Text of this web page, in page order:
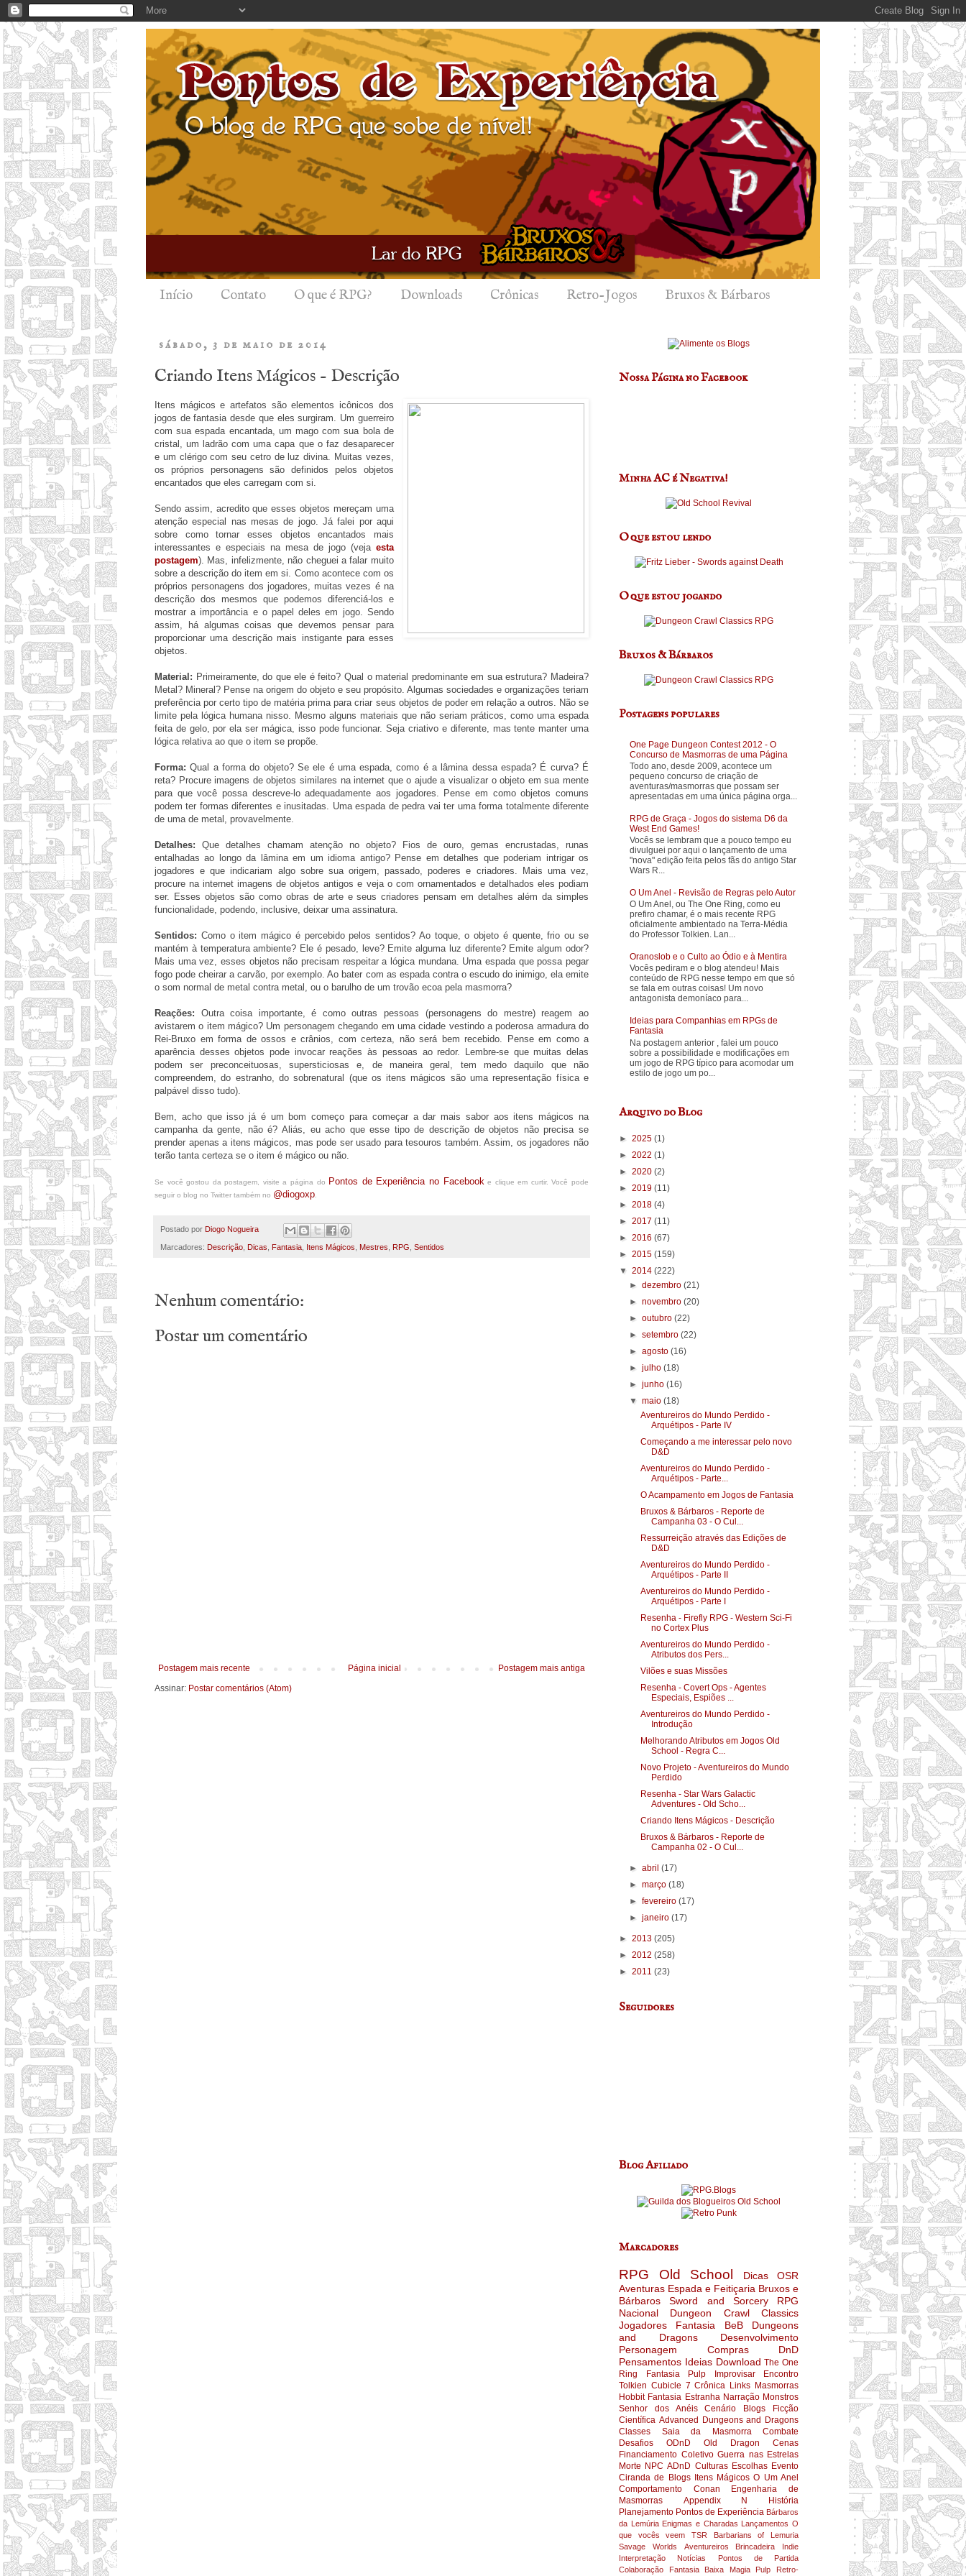
Início Contato O que é RPG? Downloads Crônicas Retro-Jogos Bruxos & Bárbaros
sábado, 3 de maio de 2014
Criando Itens Mágicos - Descrição
Itens mágicos e artefatos são elementos icônicos dos
jogos de fantasia desde que eles surgiram. Um guerreiro
com sua espada encantada, um mago com sua bola de
cristal, um ladrão com uma capa que o faz desaparecer
e um clérigo com seu cetro de luz divina. Muitas vezes,
os próprios personagens são definidos pelos objetos
encantados que eles carregam com si.
Sendo assim, acredito que esses objetos mereçam uma
atenção especial nas mesas de jogo. Já falei por aqui
sobre como tornar esses objetos encantados mais
interessantes e especiais na mesa de jogo (veja esta
postagem). Mas, infelizmente, não cheguei a falar muito
sobre a descrição do item em si. Como acontece com os
próprios personagens dos jogadores, muitas vezes é na
descrição dos mesmos que podemos diferenciá-los e
mostrar a importância e o papel deles em jogo. Sendo
assim, há algumas coisas que devemos pensar para
proporcionar uma descrição mais instigante para esses
objetos.
Material: Primeiramente, do que ele é feito? Qual o material predominante em sua estrutura? Madeira?
Metal? Mineral? Pense na origem do objeto e seu propósito. Algumas sociedades e organizações teriam
preferência por certo tipo de matéria prima para criar seus objetos de poder em relação a outros. Não se
limite pela lógica humana nisso. Mesmo alguns materiais que não seriam práticos, como uma espada
feita de gelo, por ela ser mágica, isso pode funcionar. Seja criativo e diferente, mas tente manter uma
lógica relativa ao que o item se propõe.
Forma: Qual a forma do objeto? Se ele é uma espada, como é a lâmina dessa espada? É curva? É
reta? Procure imagens de objetos similares na internet que o ajude a visualizar o objeto em sua mente
para que você possa descreve-lo adequadamente aos jogadores. Pense em como objetos comuns
podem ter formas diferentes e inusitadas. Uma espada de pedra vai ter uma forma totalmente diferente
de uma de metal, provavelmente.
Detalhes: Que detalhes chamam atenção no objeto? Fios de ouro, gemas encrustadas, runas
entalhadas ao longo da lâmina em um idioma antigo? Pense em detalhes que poderiam intrigar os
jogadores e que indicariam algo sobre sua origem, passado, poderes e criadores. Mais uma vez,
procure na internet imagens de objetos antigos e veja o com ornamentados e detalhados eles podiam
ser. Esses objetos são como obras de arte e seus criadores pensam em detalhes além da simples
funcionalidade, podendo, inclusive, deixar uma assinatura.
Sentidos: Como o item mágico é percebido pelos sentidos? Ao toque, o objeto é quente, frio ou se
mantém à temperatura ambiente? Ele é pesado, leve? Emite alguma luz diferente? Emite algum odor?
Mais uma vez, esses objetos não precisam respeitar a lógica mundana. Uma espada que possa pegar
fogo pode cheirar a carvão, por exemplo. Ao bater com as espada contra o escudo do inimigo, ela emite
o som normal de metal contra metal, ou o barulho de um trovão ecoa pela masmorra?
Reações: Outra coisa importante, é como outras pessoas (personagens do mestre) reagem ao
avistarem o item mágico? Um personagem chegando em uma cidade vestindo a poderosa armadura do
Rei-Bruxo em forma de ossos e crânios, com certeza, não será bem recebido. Pense em como a
aparência desses objetos pode invocar reações às pessoas ao redor. Lembre-se que muitas delas
podem ser preconceituosas, supersticiosas e, de maneira geral, tem medo daquilo que não
compreendem, do estranho, do sobrenatural (que os itens mágicos são uma representação física e
palpável disso tudo).
Bem, acho que isso já é um bom começo para começar a dar mais sabor aos itens mágicos na
campanha da gente, não é? Aliás, eu acho que esse tipo de descrição de objetos não precisa se
prender apenas a itens mágicos, mas pode ser usado para tesouros também. Assim, os jogadores não
terão tanta certeza se o item é mágico ou não.
Se você gostou da postagem, visite a página do Pontos de Experiência no Facebooke clique em curtir. Você pode
seguir o blog no Twitter também no @diogoxp.
Postado por Diogo Nogueira
Marcadores: Descrição Dicas Fantasia Itens Mágicos Mestres RPG Sentidos
Nenhum comentário:
Postar um comentário
Postagem mais recente Postagem mais antiga
Página inicial
Assinar: Postar comentários (Atom)
Nossa Página no Facebook
Minha AC é Negativa!
O que estou lendo
O que estou jogando
Bruxos & Bárbaros
Postagens populares
One Page Dungeon Contest 2012 - O
Concurso de Masmorras de uma Página
Todo ano, desde 2009, acontece um
pequeno concurso de criação de
aventuras/masmorras que possam ser
apresentadas em uma única página orga...
RPG de Graça - Jogos do sistema D6 da
West End Games!
Vocês se lembram que a pouco tempo eu
divulguei por aqui o lançamento de uma
"nova" edição feita pelos fãs do antigo Star
Wars R...
O Um Anel - Revisão de Regras pelo Autor
O Um Anel, ou The One Ring, como eu
prefiro chamar, é o mais recente RPG
oficialmente ambientado na Terra-Média
do Professor Tolkien. Lan...
Oranoslob e o Culto ao Ódio e à Mentira
Vocês pediram e o blog atendeu! Mais
conteúdo de RPG nesse tempo em que só
se fala em outras coisas! Um novo
antagonista demoníaco para...
Ideias para Companhias em RPGs de
Fantasia
Na postagem anterior , falei um pouco
sobre a possibilidade e modificações em
um jogo de RPG típico para acomodar um
estilo de jogo um po...
Arquivo do Blog
► 2025 (1)
► 2022 (1)
► 2020 (2)
► 2019 (11)
► 2018 (4)
► 2017 (11)
► 2016 (67)
► 2015 (159)
▼ 2014 (222)
►dezembro(21)
►novembro(20)
►outubro(22)
►setembro(22)
►agosto(16)
►julho(18)
►junho(16)
▼maio(18)
Aventureiros do Mundo Perdido -
Arquétipos - Parte IV
Começando a me interessar pelo novo
D&D
Aventureiros do Mundo Perdido -
Arquétipos - Parte...
O Acampamento em Jogos de Fantasia
Bruxos & Bárbaros - Reporte de
Campanha 03 - O Cul...
Ressurreição através das Edições de
D&D
Aventureiros do Mundo Perdido -
Arquétipos - Parte II
Aventureiros do Mundo Perdido -
Arquétipos - Parte I
Resenha - Firefly RPG - Western Sci-Fi
no Cortex Plus
Aventureiros do Mundo Perdido -
Atributos dos Pers...
Vilões e suas Missões
Resenha - Covert Ops - Agentes
Especiais, Espiões ...
Aventureiros do Mundo Perdido -
Introdução
Melhorando Atributos em Jogos Old
School - Regra C...
Novo Projeto - Aventureiros do Mundo
Perdido
Resenha - Star Wars Galactic
Adventures - Old Scho...
Criando Itens Mágicos - Descrição
Bruxos & Bárbaros - Reporte de
Campanha 02 - O Cul...
►abril(17)
►março(18)
►fevereiro(17)
►janeiro(17)
► 2013 (205)
► 2012 (258)
► 2011 (23)
Seguidores
Blog Afiliado
Marcadores
RPG Old School Dicas
OSR
Aventuras Espada e Feitiçaria Bruxos e
Bárbaros
Sword and Sorcery
RPG
Nacional
Dungeon Crawl Classics
Jogadores
Fantasia BeB
Dungeons
and Dragons
Desenvolvimento
Personagem
Compras
DnD
Pensamentos Ideias Download The One
Ring
Fantasia Pulp Improvisar
Encontro
Tolkien Cubicle 7 Crônica Links Masmorras
Hobbit Fantasia Estranha Narração Monstros
Senhor dos Anéis
Cenário Blogs
Ficção
Científica Advanced Dungeons and Dragons
Classes
Saia da Masmorra
Combate
Desafios
ODnD Old Dragon
Cenas
Financiamento Coletivo Guerra nas Estrelas
Morte NPC ADnD Culturas Escolhas Evento
Ciranda de Blogs
Itens Mágicos O Um Anel
Comportamento
Conan
Engenharia de
Masmorras
Appendix N
História
Planejamento Pontos de Experiência Bárbaros
da Lemúria Enigmas e Charadas Lançamentos O
que vocês veem
TSR
Barbarians of Lemuria
Savage Worlds
Aventureiros Brincadeira
Indie
Interpretação
Notícias
Pontos de Partida
Colaboração
Fantasia Baixa Magia Pulp Retro-